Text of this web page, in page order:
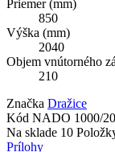
Priemer (mm)
850
Výška (mm)
2040
Objem vnútorného
210
Značka Dražice
Kód NADO 1000/
Na sklade 10
Prílohy